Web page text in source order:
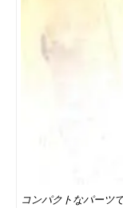
コンパクトなパーツ